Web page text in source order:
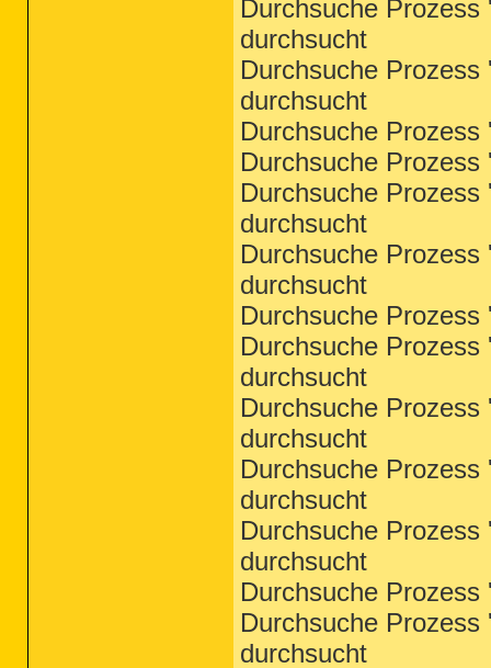
Durchsuche
durchsucht
Durchsuche
durchsucht
Durchsuche
Durchsuche
Durchsuche
durchsucht
Durchsuche
durchsucht
Durchsuche
Durchsuche
durchsucht
Durchsuche
durchsucht
Durchsuche
durchsucht
Durchsuche
durchsucht
Durchsuche
Durchsuche
durchsucht